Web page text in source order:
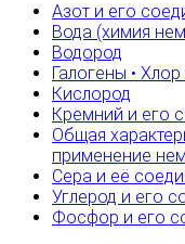
Азот и его
Вода (химия
Водород
Галогены •
Кислород
Кремний и его
Общая
применение
Сера и её
Углерод и его
Фосфор и его